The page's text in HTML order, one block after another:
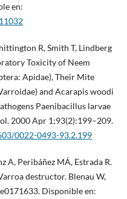
en:
R, Smith T, Lindberg
Toxicity of Neem
Apidae), Their Mite
and Acarapis woodi
Paenibacillus larvae
2000 Apr 1;93(2):199–209.
0022-0493-93.2.199
A, Peribáñez MÁ, Estrada R.
destructor. Blenau W,
Disponible en: